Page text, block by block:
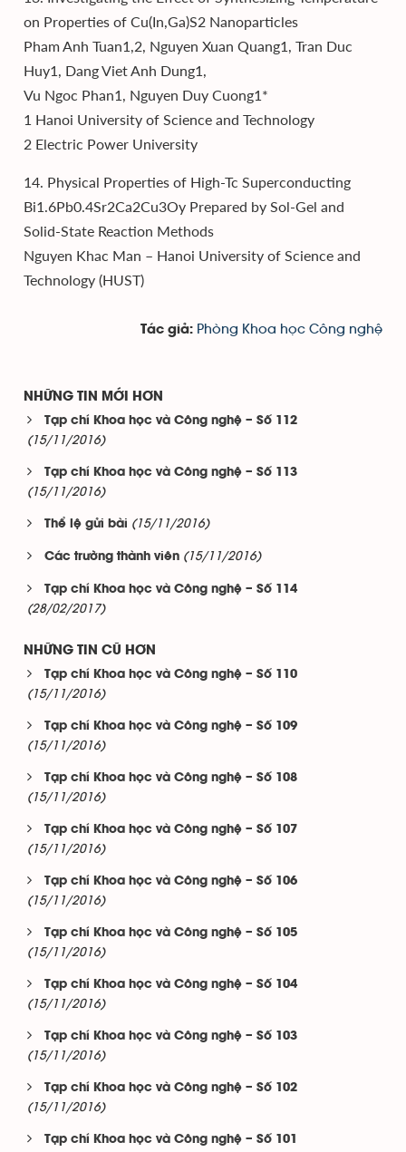
on Properties of Cu(In,Ga)S2 Nanoparticles
Pham Anh Tuan1,2, Nguyen Xuan Quang1, Tran Duc
Huy1, Dang Viet Anh Dung1,
Vu Ngoc Phan1, Nguyen Duy Cuong1*
1 Hanoi University of Science and Technology
2 Electric Power University
14. Physical Properties of High-Tc Superconducting
Bi1.6Pb0.4Sr2Ca2Cu3Oy Prepared by Sol-Gel and
Solid-State Reaction Methods
Nguyen Khac Man – Hanoi University of Science and
Technology (HUST)
Tác giả: Phòng Khoa học Công nghệ
NHỮNG TIN MỚI HƠN
Tạp chí Khoa học và Công nghệ – Số 112
(15/11/2016)
Tạp chí Khoa học và Công nghệ – Số 113
(15/11/2016)
Thể lệ gửi bài (15/11/2016)
Các trường thành viên (15/11/2016)
Tạp chí Khoa học và Công nghệ – Số 114
(28/02/2017)
NHỮNG TIN CŨ HƠN
Tạp chí Khoa học và Công nghệ – Số 110
(15/11/2016)
Tạp chí Khoa học và Công nghệ – Số 109
(15/11/2016)
Tạp chí Khoa học và Công nghệ – Số 108
(15/11/2016)
Tạp chí Khoa học và Công nghệ – Số 107
(15/11/2016)
Tạp chí Khoa học và Công nghệ – Số 106
(15/11/2016)
Tạp chí Khoa học và Công nghệ – Số 105
(15/11/2016)
Tạp chí Khoa học và Công nghệ – Số 104
(15/11/2016)
Tạp chí Khoa học và Công nghệ – Số 103
(15/11/2016)
Tạp chí Khoa học và Công nghệ – Số 102
(15/11/2016)
Tạp chí Khoa học và Công nghệ – Số 101